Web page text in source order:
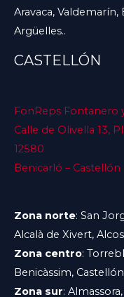
Aravaca,
Argüelles..
CASTELLÓN
FonReps Fontanero
Calle de Olivella 13,
12580
Benicarló – Castellón
Zona norte: San
Alcalà de Xivert,
Zona centro:
Benicàssim,
Zona sur: